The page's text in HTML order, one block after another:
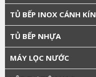
TỦ BẾP INOX CÁNH
TỦ BẾP NHỰA
MÁY LỌC NƯỚC